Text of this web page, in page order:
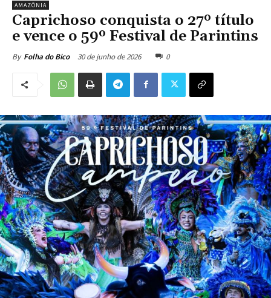
AMAZÔNIA
Caprichoso conquista o 27º título
e vence o 59º Festival de Parintins
By Folha do Bico 30 de junho de 2026 0